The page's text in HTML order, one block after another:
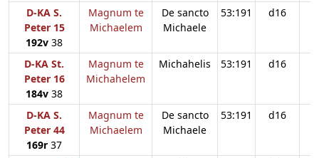
D-KA S.
Peter 15
192v 38
Magnum te
Michaelem
De sancto
Michaele
53:191 d16
D-KA St.
Peter 16
184v 38
Magnum te
Michahelem
Michahelis 53:191 d16
D-KA S.
Peter 44
169r 37
Magnum te
Michaelem
De sancto
Michaele
53:191 d16